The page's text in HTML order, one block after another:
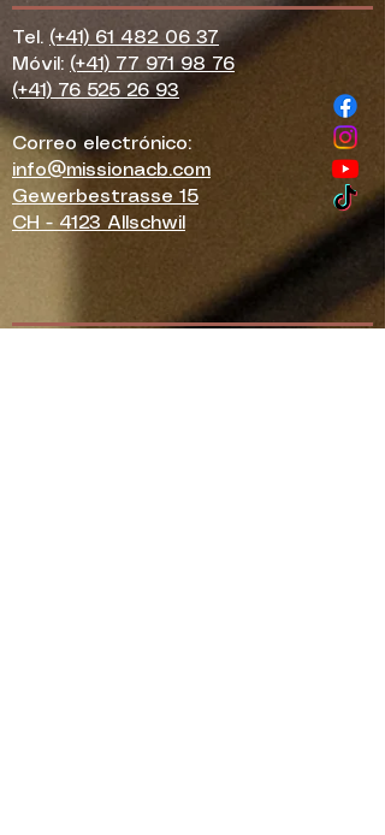
Tel. (+41) 61 482 06 37
Móvil: (+41) 77 971 98 76
(+41) 76 525 26 93
Correo electrónico:
info@missionacb.com
Gewerbestrasse 15
CH - 4123 Allschwil